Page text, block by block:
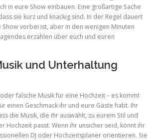
in eure Show einbauen. Eine großartige Sache
sie kurz und knackig sind. In der Regel dauert
Show vorbei ist, aber in den wenigen Minuten
erzählen über euch und euren
und Unterhaltung
falsche Musik für eine Hochzeit – es kommt
einen Geschmack ihr und eure Gäste habt. Ihr
die Musik, die ihr auswählt, zu eurem Stil und
Hochzeit passt. Wenn ihr unsicher seid, könnt ihr
DJ oder Hochzeitsplaner orientieren. Sie